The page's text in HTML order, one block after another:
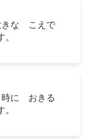
きな こえで
時に おきる